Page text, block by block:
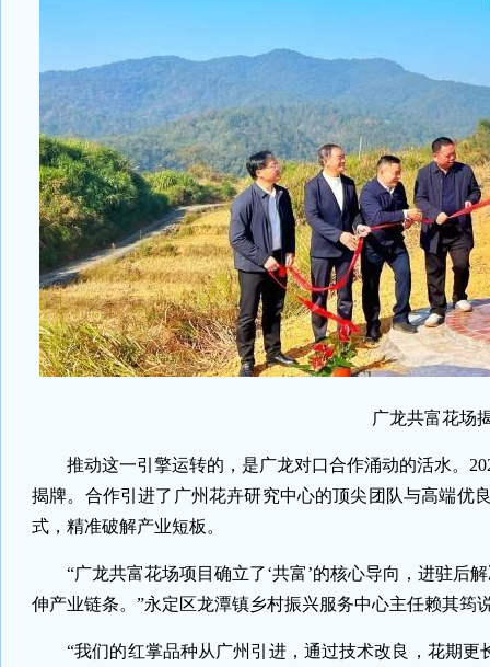
广龙共富花场
推动这一引擎运转的，是广龙对口合作涌动的活水。
揭牌。合作引进了广州花卉研究中心的顶尖团队与高端优
式，精准破解产业短板。
“广龙共富花场项目确立了‘共富’的核心导向，进驻后
伸产业链条。”永定区龙潭镇乡村振兴服务中心主任赖其筠
“我们的红掌品种从广州引进，通过技术改良，花期